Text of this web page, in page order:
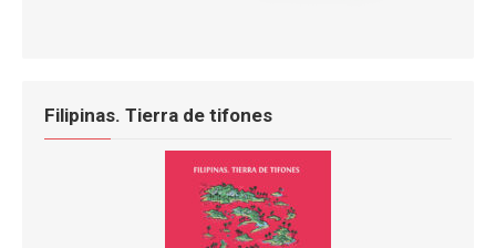
Filipinas. Tierra de tifones